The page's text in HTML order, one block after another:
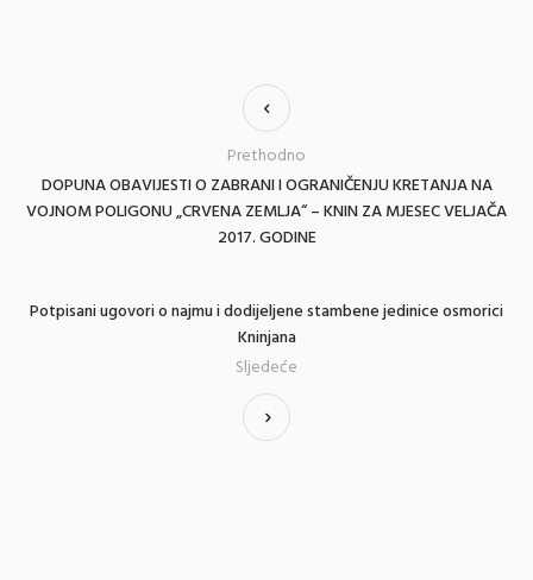
DOPUNA OBAVIJESTI O ZABRANI I OGRANIČENJU KRETANJA NA
VOJNOM POLIGONU „CRVENA ZEMLJA“ – KNIN ZA MJESEC VELJAČA
2017. GODINE
Prethodno
Potpisani ugovori o najmu i dodijeljene stambene jedinice osmorici
Kninjana
Sljedeće